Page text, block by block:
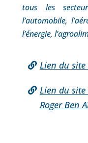
tous les
l’automobile,
l’énergie,
Lien du site
Lien du site
Roger Ben